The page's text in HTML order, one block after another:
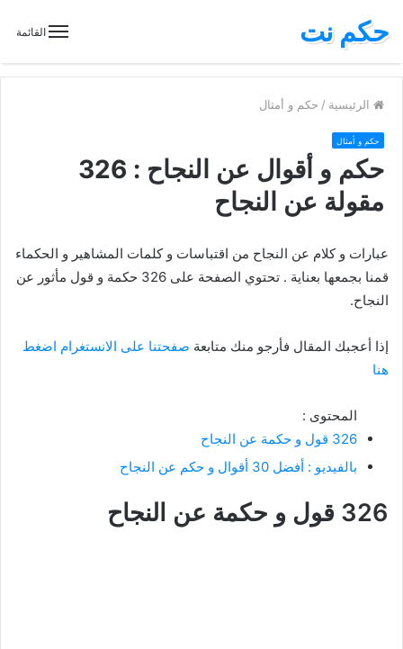
القائمة حكم نت
الرئيسية / حكم و أمثال
حكم و أمثال
حكم و أقوال عن النجاح : 326
مقولة عن النجاح
عبارات و كلام عن النجاح من اقتباسات و كلمات المشاهير و الحكماء
قمنا بجمعها بعناية . تحتوي الصفحة على 326 حكمة و قول مأثور عن
النجاح.
إذا أعجبك المقال فأرجو منك متابعة صفحتنا على الانستغرام اضغط
هنا
المحتوى :
326 قول و حكمة عن النجاح
بالفيديو : أفضل 30 أقوال و حكم عن النجاح
326 قول و حكمة عن النجاح